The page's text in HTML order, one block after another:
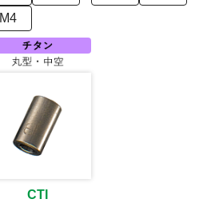
M4
CTI